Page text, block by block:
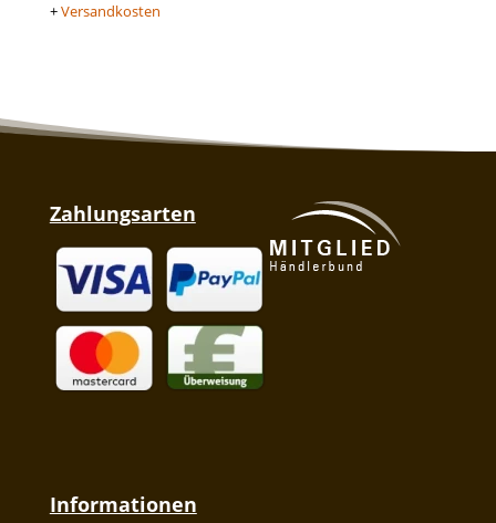
+Versandkosten
Zahlungsarten
Informationen